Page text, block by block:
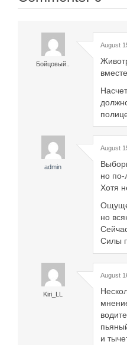
Бойцовый..
August
admin
August
но по-
Хотя
но
Силы
Kiri_LL
August
и